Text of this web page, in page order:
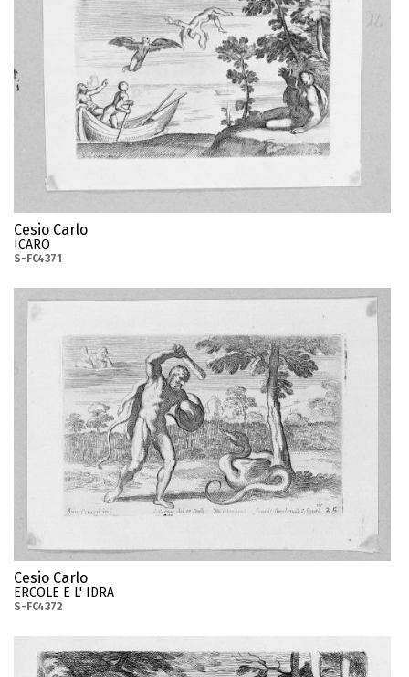
Cesio Carlo
ICARO
S-FC4371
Cesio Carlo
ERCOLE E L' IDRA
S-FC4372